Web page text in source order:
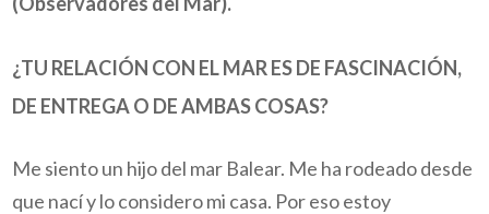
¿TU RELACIÓN CON EL MAR ES DE FASCINACIÓN,
DE ENTREGA O DE AMBAS COSAS?
Me siento un hijo del mar Balear. Me ha rodeado desde
que nací y lo considero mi casa. Por eso estoy